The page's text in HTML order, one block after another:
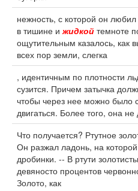
нежность, с которой он
в тишине ижидкой темноте
ощутительным казалось, как
всех пор земли, слегка
, идентичным по плотности
сузится. Причем затычка
чтобы через нее можно было
двигаться. Более того, она
Что получается? Ртутное
Он разжал ладонь, на
дробинки. -- В ртути
девяносто процентов
Золото, как